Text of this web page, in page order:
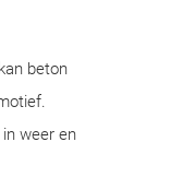
beton
weer en